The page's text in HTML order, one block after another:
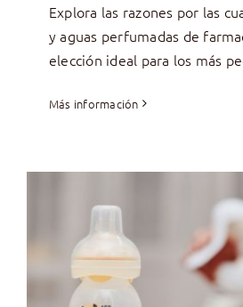
Explora las razones por las
y aguas perfumadas de
elección ideal para los más
Más información